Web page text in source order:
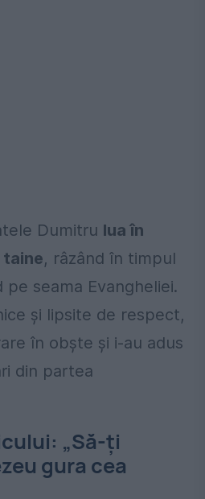
Dumitru lua în
, râzând în timpul
seama Evangheliei.
și lipsite de respect,
în obște și i-au adus
din partea
„Să-ți
gura cea